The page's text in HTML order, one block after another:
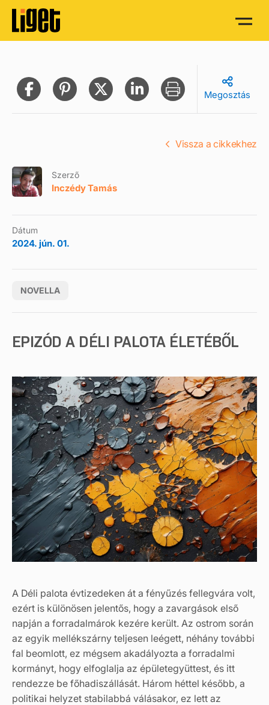
Megosztás
Szerző
Inczédy Tamás
Dátum
2024. jún. 01.
NOVELLA
Vissza a cikkekhez
EPIZÓD A DÉLI PALOTA ÉLETÉBŐL
A Déli palota évtizedeken át a fényűzés fellegvára volt,
ezért is különösen jelentős, hogy a zavargások első
napján a forradalmárok kezére került. Az ostrom során
az egyik mellékszárny teljesen leégett, néhány további
fal beomlott, ez mégsem akadályozta a forradalmi
kormányt, hogy elfoglalja az épületegyüttest, és itt
rendezze be főhadiszállását. Három héttel később, a
politikai helyzet stabilabbá válásakor, ez lett az